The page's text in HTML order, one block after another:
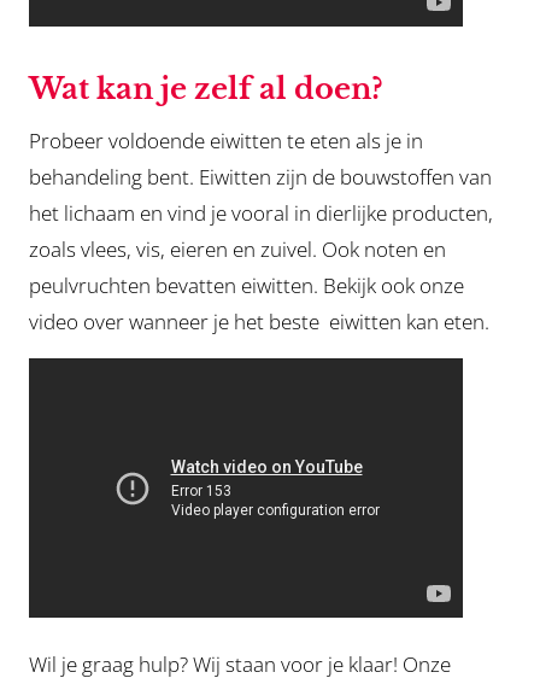
Wat kan je zelf al doen?
Probeer voldoende eiwitten te eten als je in
behandeling bent. Eiwitten zijn de bouwstoffen van
het lichaam en vind je vooral in dierlijke producten,
zoals vlees, vis, eieren en zuivel. Ook noten en
peulvruchten bevatten eiwitten. Bekijk ook onze
video over wanneer je het beste eiwitten kan eten.
Wil je graag hulp? Wij staan voor je klaar! Onze